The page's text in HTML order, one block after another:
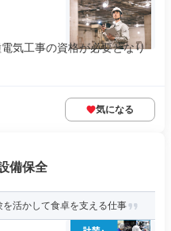
気工事の資格が必要となり
気になる
備保全
活かして食卓を支える仕事